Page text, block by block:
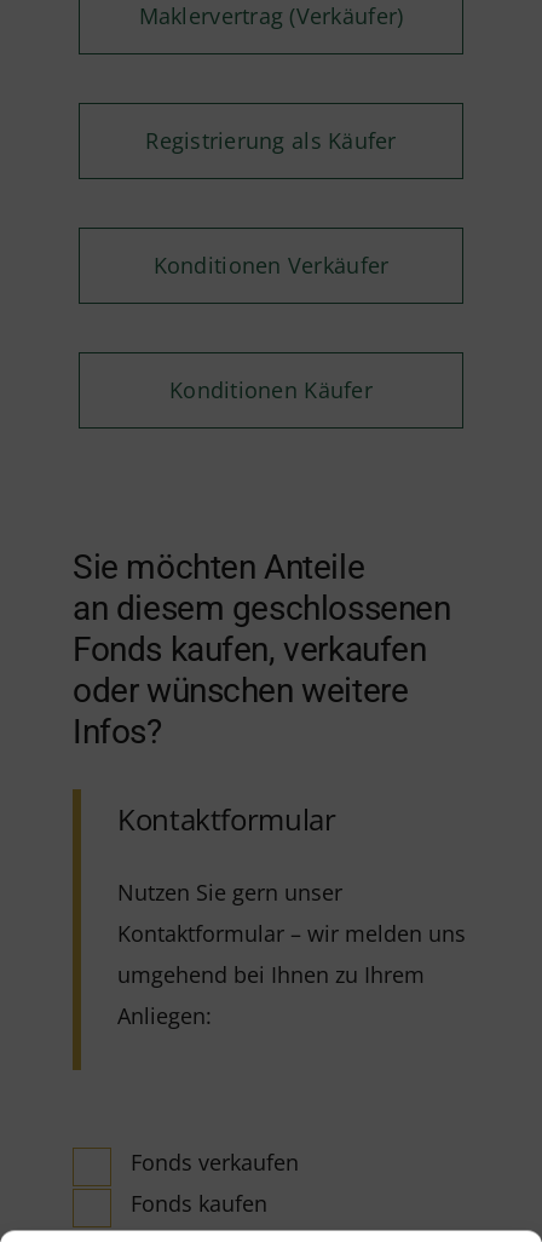
Maklervertrag (Verkäufer)
Registrierung als Käufer
Konditionen Verkäufer
Konditionen Käufer
Sie möchten Anteile
an diesem geschlossenen
Fonds kaufen, verkaufen
oder wünschen weitere
Infos?
Kontaktformular
Nutzen Sie gern unser
Kontaktformular – wir melden uns
umgehend bei Ihnen zu Ihrem
Anliegen:
Fonds verkaufen
Fonds kaufen